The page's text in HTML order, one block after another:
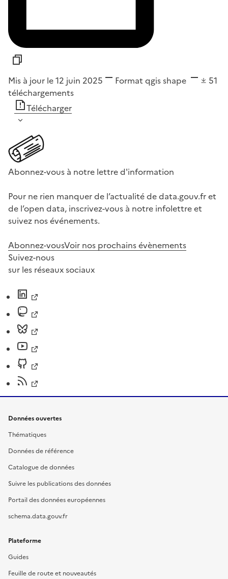
Mis à jour le 12 juin 2025 Format qgis shape
51
téléchargements
Télécharger
Abonnez-vous à notre lettre d'information
Pour ne rien manquer de l’actualité de data.gouv.fr et
de l’open data, inscrivez-vous à notre infolettre et
suivez nos événements.
Abonnez-vousVoir nos prochains évènements
Suivez-nous
sur les réseaux sociaux
Données ouvertes
Thématiques
Données de référence
Catalogue de données
Suivre les publications des données
Portail des données européennes
schema.data.gouv.fr
Plateforme
Guides
Feuille de route et nouveautés